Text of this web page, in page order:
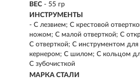
ВЕС - 55 гр
ИНСТРУМЕНТЫ
- С лезвием; С крестовой
ножом; С малой отверткой; С
С отверткой; С инструментом
кернером; С шилом; С кольцом
С зубочисткой
МАРКА СТАЛИ